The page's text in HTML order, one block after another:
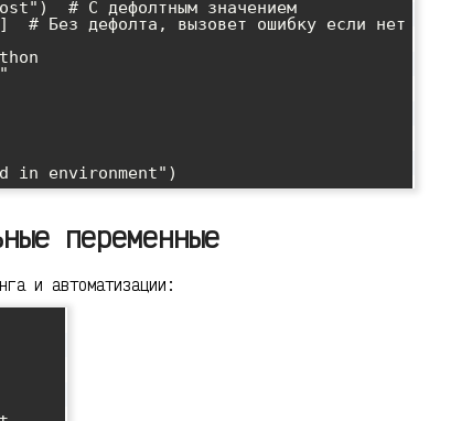
# С дефолтным значением
# Без дефолта, вызовет ошибку если нет
переменные
и автоматизации: